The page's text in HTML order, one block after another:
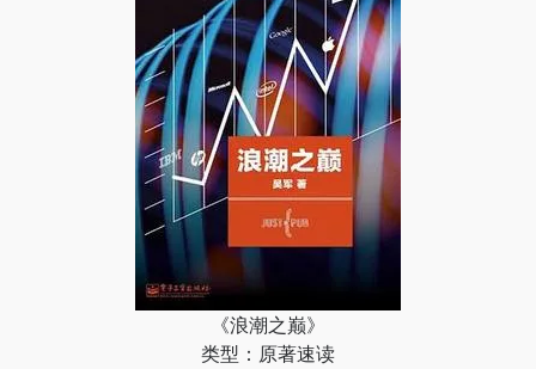
《浪潮之巅》
类型：原著速读